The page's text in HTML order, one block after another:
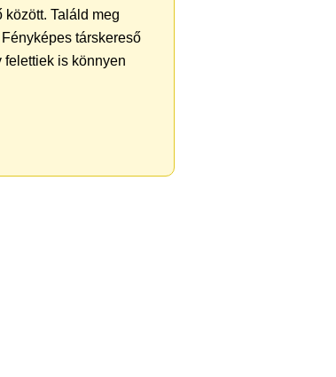
Találd meg
társkereső
felettiek is könnyen